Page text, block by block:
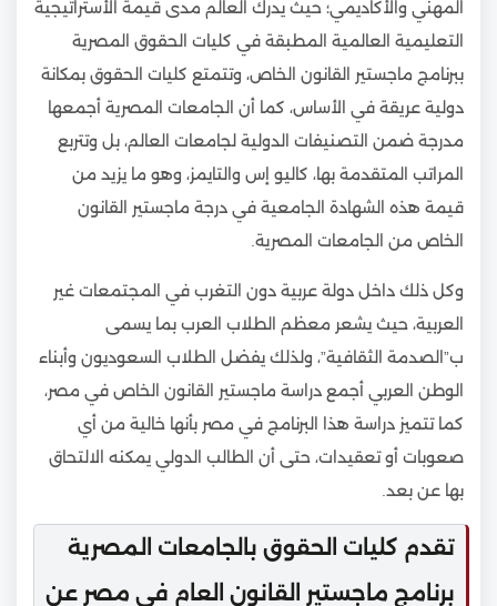
المهني والأكاديمي؛ حيث يدرك العالم مدى قيمة الأستراتيجية
التعليمية العالمية المطبقة في كليات الحقوق المصرية
ببرنامج ماجستير القانون الخاص، وتتمتع كليات الحقوق بمكانة
دولية عريقة في الأساس، كما أن الجامعات المصرية أجمعها
مدرجة ضمن التصنيفات الدولية لجامعات العالم، بل وتتربع
المراتب المتقدمة بها، كاليو إس والتايمز، وهو ما يزيد من
قيمة هذه الشهادة الجامعية في درجة ماجستير القانون
الخاص من الجامعات المصرية.
وكل ذلك داخل دولة عربية دون التغرب في المجتمعات غير
العربية، حيث يشعر معظم الطلاب العرب بما يسمى
ب”الصدمة الثقافية”، ولذلك يفضل الطلاب السعوديون وأبناء
الوطن العربي أجمع دراسة ماجستير القانون الخاص في مصر،
كما تتميز دراسة هذا البرنامج في مصر بأنها خالية من أي
صعوبات أو تعقيدات، حتى أن الطالب الدولي يمكنه الالتحاق
بها عن بعد.
تقدم كليات الحقوق بالجامعات المصرية
برنامج ماجستير القانون العام في مصر عن